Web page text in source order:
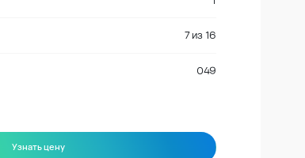
7из 16
049
Узнать цену